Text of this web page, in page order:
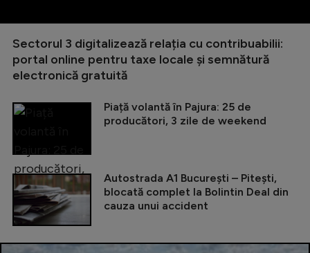
Sectorul 3 digitalizează relația cu contribuabilii:
portal online pentru taxe locale și semnătură
electronică gratuită
Piață volantă în Pajura: 25 de
producători, 3 zile de weekend
Autostrada A1 București – Pitești,
blocată complet la Bolintin Deal din
cauza unui accident